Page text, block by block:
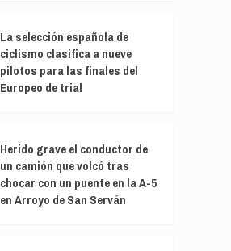
La selección española de
ciclismo clasifica a nueve
pilotos para las finales del
Europeo de trial
Herido grave el conductor de
un camión que volcó tras
chocar con un puente en la A-5
en Arroyo de San Serván